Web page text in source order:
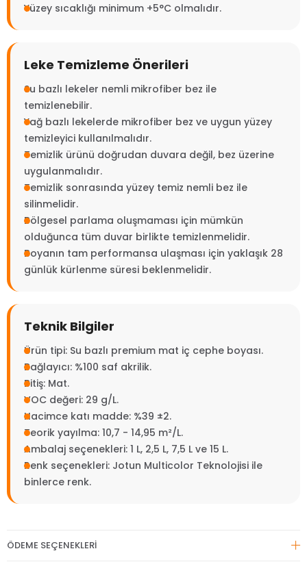
Yüzey sıcaklığı minimum +5°C olmalıdır.
Leke Temizleme Önerileri
Su bazlı lekeler nemli mikrofiber bez ile
temizlenebilir.
Yağ bazlı lekelerde mikrofiber bez ve uygun yüzey
temizleyici kullanılmalıdır.
Temizlik ürünü doğrudan duvara değil, bez üzerine
uygulanmalıdır.
Temizlik sonrasında yüzey temiz nemli bez ile
silinmelidir.
Bölgesel parlama oluşmaması için mümkün
olduğunca tüm duvar birlikte temizlenmelidir.
Boyanın tam performansa ulaşması için yaklaşık 28
günlük kürlenme süresi beklenmelidir.
Teknik Bilgiler
Ürün tipi: Su bazlı premium mat iç cephe boyası.
Bağlayıcı: %100 saf akrilik.
Bitiş: Mat.
VOC değeri: 29 g/L.
Hacimce katı madde: %39 ±2.
Teorik yayılma: 10,7 - 14,95 m²/L.
Ambalaj seçenekleri: 1 L, 2,5 L, 7,5 L ve 15 L.
Renk seçenekleri: Jotun Multicolor Teknolojisi ile
binlerce renk.
ÖDEME SEÇENEKLERI